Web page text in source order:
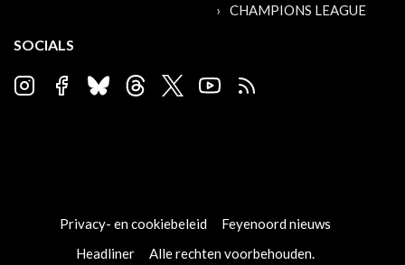
CHAMPIONS LEAGUE
SOCIALS
Privacy- en cookiebeleid
Feyenoord nieuws
Headliner
Alle rechten voorbehouden.